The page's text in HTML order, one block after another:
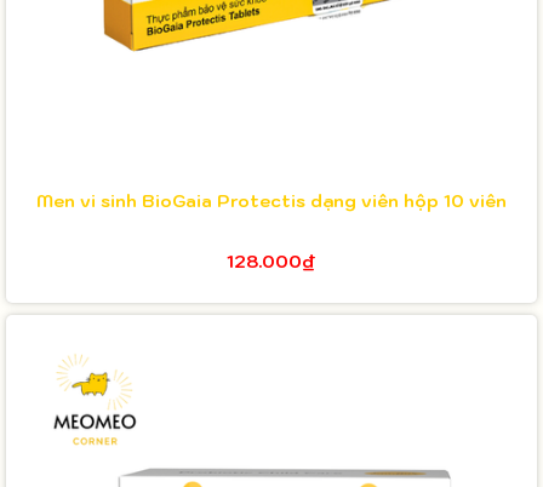
Men vi sinh BioGaia Protectis dạng viên hộp 10 viên
128.000₫